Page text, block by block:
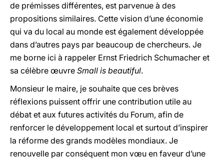
de prémisses différentes, est parvenue à des
propositions similaires. Cette vision d’une économie
qui va du local au monde est également développée
dans d’autres pays par beaucoup de chercheurs. Je
me borne ici à rappeler Ernst Friedrich Schumacher et
sa célèbre œuvre Small is beautiful.
Monsieur le maire, je souhaite que ces brèves
réflexions puissent offrir une contribution utile au
débat et aux futures activités du Forum, afin de
renforcer le développement local et surtout d’inspirer
la réforme des grands modèles mondiaux. Je
renouvelle par conséquent mon vœu en faveur d’une